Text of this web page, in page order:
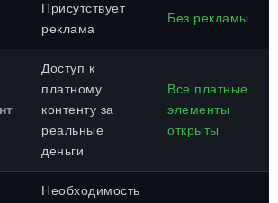
Присутствует
реклама
Без рекламы
Доступ к
платному
контенту за
реальные
деньги
Все платные
элементы
открыты
Необходимость